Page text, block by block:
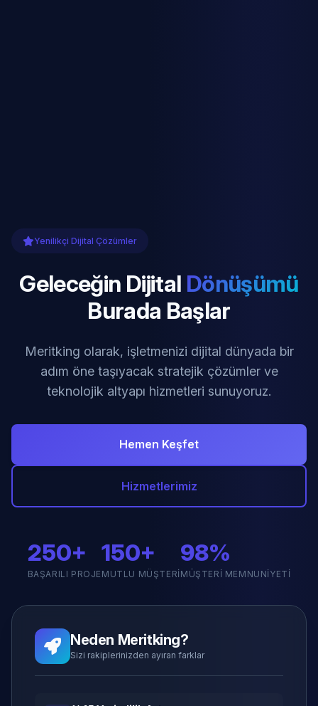
Yenilikçi Dijital Çözümler
Geleceğin Dijital Dönüşümü
Burada Başlar
Meritking olarak, işletmenizi dijital dünyada bir
adım öne taşıyacak stratejik çözümler ve
teknolojik altyapı hizmetleri sunuyoruz.
Hemen Keşfet
Hizmetlerimiz
250+
BAŞARILI PROJE
150+
MUTLU MÜŞTERI
98%
MÜŞTERI MEMNUNIYETI
Neden Meritking?
Sizi rakiplerinizden ayıran farklar